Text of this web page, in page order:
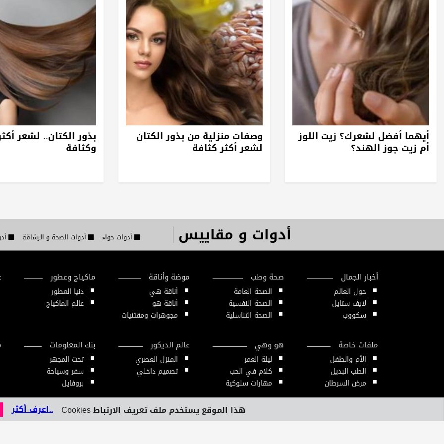
أيهما أفضل لشعرك؟ زيت اللوز
أم زيت جوز الهند؟
وصفات منزلية من بذور الكتان
لشعر أكثر كثافة
بذور الكتان.. لشعر
وكثافة
أدوات و مقاييس أدوات حواء أدوات الصحة و الرشاقة
أخبار الجمال
حول العالم
لايف ستايل
سكووب
صحة وطب
الصحة العامة
الصحة النفسية
الصحة التناسلية
موضة وأناقة
أناقة هي
أناقة هو
مجوهرات ومقتنيات
ماكياج وعطور
دنيا العطور
عالم الماكياج
ملفات خاصة
الأم والطفل
الطب البديل
مرض السرطان
هو وهي
ليلة العمر
كلام في الحب
مهارات سلوكية
عالم الديكور
المنزل العصري
تصميم داخلي
بنك المعلومات
تحت المجهر
سفر وسياحة
بروفايل
هذا الموقع يستخدم ملف تعريف الارتباط Cookies ..اعرف أكثر